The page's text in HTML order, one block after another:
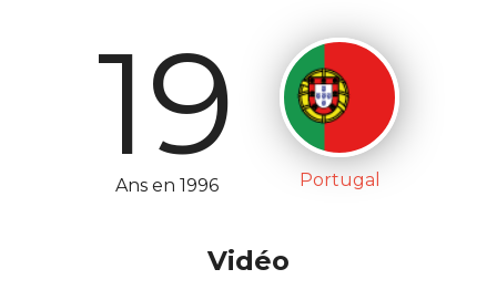
19
Ans en 1996 Portugal
Vidéo